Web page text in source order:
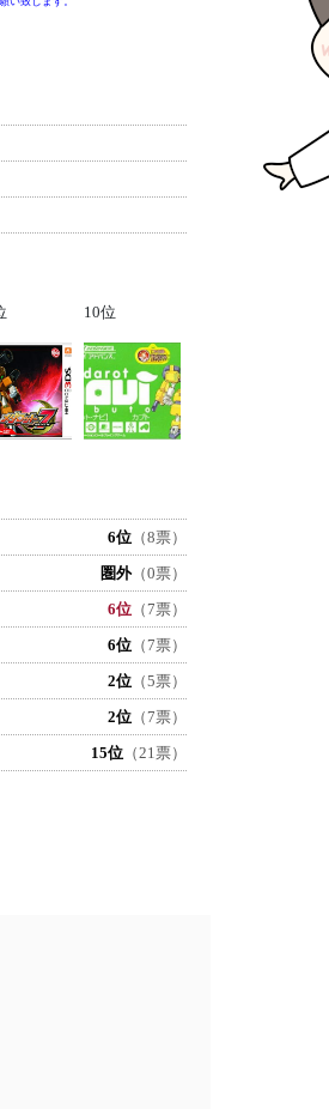
10位
6位 （8票）
圏外（0票）
6位 （7票）
6位 （7票）
2位 （5票）
2位 （7票）
15位 （21票）